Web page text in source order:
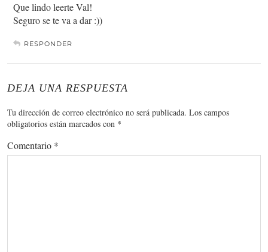
Que lindo leerte Val!
Seguro se te va a dar :))
RESPONDER
DEJA UNA RESPUESTA
Tu dirección de correo electrónico no será publicada. Los campos
obligatorios están marcados con *
Comentario *